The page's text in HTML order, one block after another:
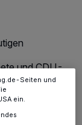
und CDU-
Inhalte und
Sie können
klicken.
Weitere
Seiten und
ein.